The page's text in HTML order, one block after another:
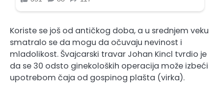
Koriste se još od antičkog doba, a u srednjem veku
smatralo se da mogu da očuvaju nevinost i
mladolikost. Švajcarski travar Johan Kincl tvrdio je
da se 30 odsto ginekoloških operacija može izbeći
upotrebom čaja od gospinog plašta (virka).